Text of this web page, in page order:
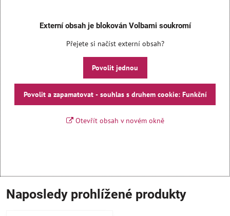
Externí obsah je blokován Volbami soukromí
Přejete si načíst externí obsah?
Povolit jednou
Povolit a zapamatovat - souhlas s druhem cookie: Funkční
Otevřít obsah v novém okně
Naposledy prohlížené produkty